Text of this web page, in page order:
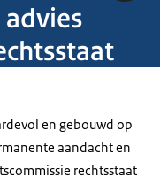
en gebouwd op
aandacht en
rechtsstaat